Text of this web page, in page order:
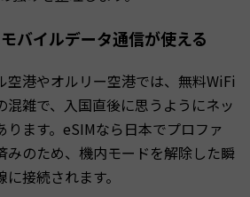
バイルデータ通信が使える
空港やオルリー空港では、無料WiFi
混雑で、入国直後に思うようにネッ
ります。eSIMなら日本でプロファ
みのため、機内モードを解除した瞬
接続されます。